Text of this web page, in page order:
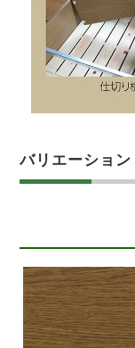
バリエーション